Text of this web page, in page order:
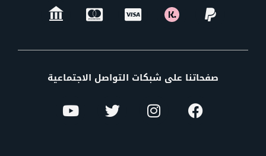
صفحاتنا على شبكات التواصل الاجتماعية